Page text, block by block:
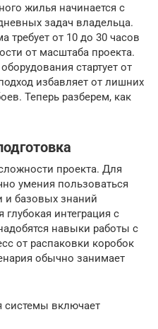
жилья начинается с
задач владельца.
требует от 10 до 30 часов
от масштаба проекта.
стартует от
избавляет от лишних
Теперь разберем, как
проекта. Для
умения пользоваться
базовых знаний
глубокая интеграция с
навыки работы с
от распаковки коробок
обычно занимает
системы включает